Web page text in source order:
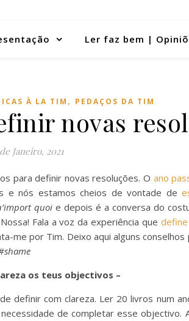
Ler faz bem |
À LA TIM , PEDAÇOS DA TIM
novas
Janeiro, 2021
para definir novas resoluções. O ano
e nós estamos cheios de vontade de
quoi e depois é a conversa do
Fala a voz da experiência que
me por Tim. Deixo aqui alguns conselhos
os teus objectivos –
definir com clareza. Ler 20 livros num
de completar esse objectivo.